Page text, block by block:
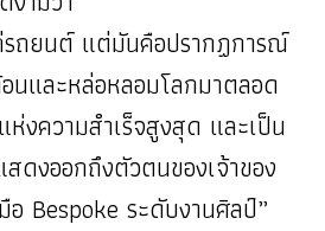
ถยนต์ แต่มันคือปรากฏการณ์
และหล่อหลอมโลกมาตลอด
งความสำเร็จสูงสุด และเป็น
ดงออกถึงตัวตนของเจ้าของ
Bespoke ระดับงานศิลป์”